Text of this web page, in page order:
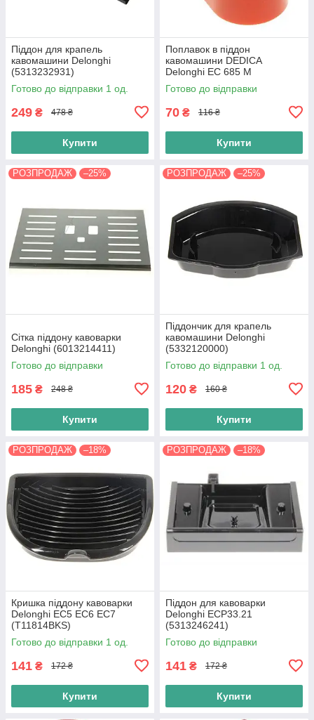
Піддон для крапель
кавомашини Delonghi
(5313232931)
Готово до відправки 1 од.
249 ₴ 478 ₴
Купити
Поплавок в піддон
кавомашини DEDICA
Delonghi EC 685 M
(5313249981)
Готово до відправки
70 ₴ 116 ₴
Купити
РОЗПРОДАЖ –25%
Сітка піддону кавоварки
Delonghi (6013214411)
Готово до відправки
185 ₴ 248 ₴
Купити
РОЗПРОДАЖ –25%
Піддончик для крапель
кавомашини Delonghi
(5332120000)
Готово до відправки 1 од.
120 ₴ 160 ₴
Купити
РОЗПРОДАЖ –18%
Кришка піддону кавоварки
Delonghi EC5 EC6 EC7
(T11814BKS)
Готово до відправки 1 од.
141 ₴ 172 ₴
Купити
РОЗПРОДАЖ –18%
Піддон для кавоварки
Delonghi ECP33.21
(5313246241)
Готово до відправки
141 ₴ 172 ₴
Купити